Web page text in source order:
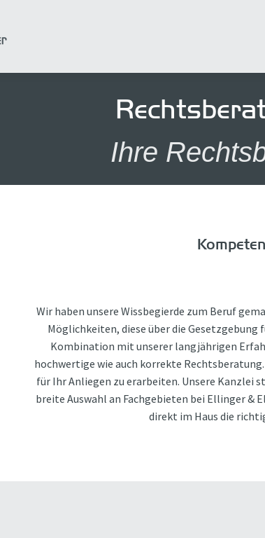
Ihre
Wir haben unsere Wissbegierde zum Beruf
Möglichkeiten, diese über die Gesetzgebung
Kombination mit unserer langjährigen
hochwertige wie auch korrekte
für Ihr Anliegen zu erarbeiten. Unsere Kanzlei
breite Auswahl an Fachgebieten bei Ellinger &
direkt im Haus die